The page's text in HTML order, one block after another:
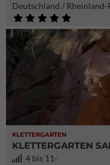
Deutschland /
KLETTERGARTEN
KLETTERGARTEN
4 bis 11-